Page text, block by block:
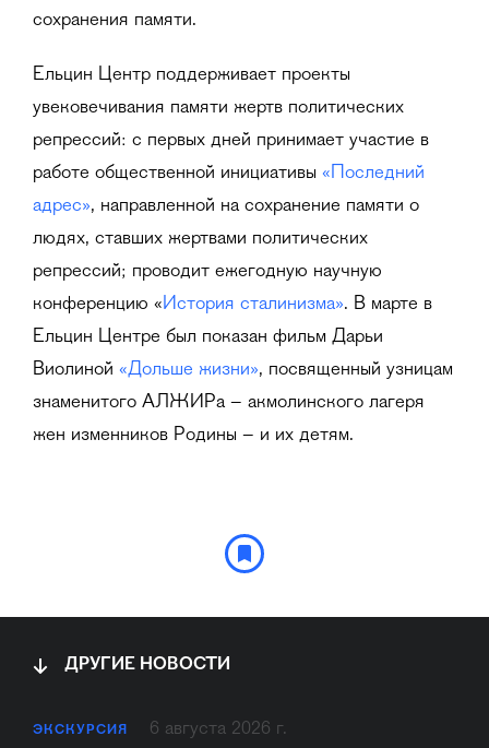
сохранения памяти.
Ельцин Центр поддерживает проекты
увековечивания памяти жертв политических
репрессий: с первых дней принимает участие в
работе общественной инициативы «Последний
адрес», направленной на сохранение памяти о
людях, ставших жертвами политических
репрессий; проводит ежегодную научную
конференцию «История сталинизма». В марте в
Ельцин Центре был показан фильм Дарьи
Виолиной «Дольше жизни», посвященный узницам
знаменитого АЛЖИРа – акмолинского лагеря
жен изменников Родины – и их детям.
ДРУГИЕ НОВОСТИ
ЭКСКУРСИЯ 6 августа 2026 г.